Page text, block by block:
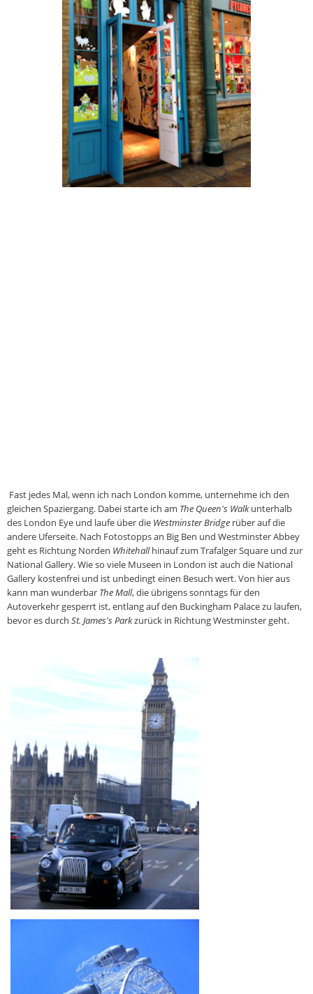
Fast jedes Mal, wenn ich nach London komme, unternehme ich den
gleichen Spaziergang. Dabei starte ich am The Queen's Walkunterhalb
des London Eye und laufe über die Westminster Bridge rüber auf die
andere Uferseite. Nach Fotostopps an Big Ben und Westminster Abbey
geht es Richtung Norden Whitehallhinauf zum Trafalger Square und zur
National Gallery. Wie so viele Museen in London ist auch die National
Gallery kostenfrei und ist unbedingt einen Besuch wert. Von hier aus
kann man wunderbar The Mall, die übrigens sonntags für den
Autoverkehr gesperrt ist, entlang auf den Buckingham Palace zu laufen,
bevor es durch St. James's Parkzurück in Richtung Westminster geht.